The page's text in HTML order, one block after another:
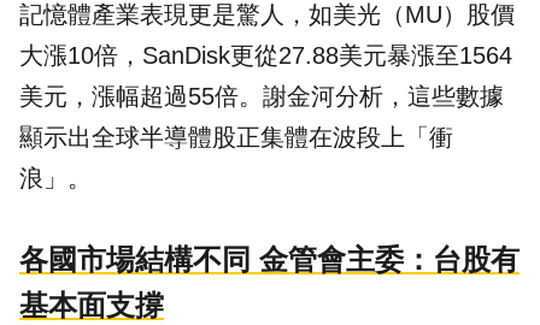
記憶體產業表現更是驚人，如美光（MU）股價
大漲10倍，SanDisk更從27.88美元暴漲至1564
美元，漲幅超過55倍。謝金河分析，這些數據
顯示出全球半導體股正集體在波段上「衝
浪」。
各國市場結構不同 金管會主委：台股有
基本面支撐